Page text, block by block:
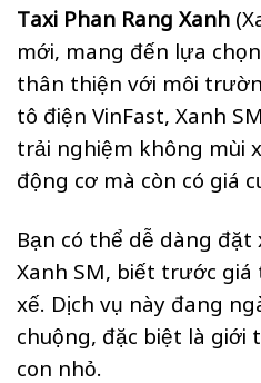
Taxi Phan Rang Xanh
mới, mang đến lựa
thân thiện với môi
tô điện VinFast, Xanh
trải nghiệm không mùi
động cơ mà còn có giá
Bạn có thể dễ dàng
Xanh SM, biết trước
xế. Dịch vụ này đang
chuộng, đặc biệt là giới
con nhỏ.